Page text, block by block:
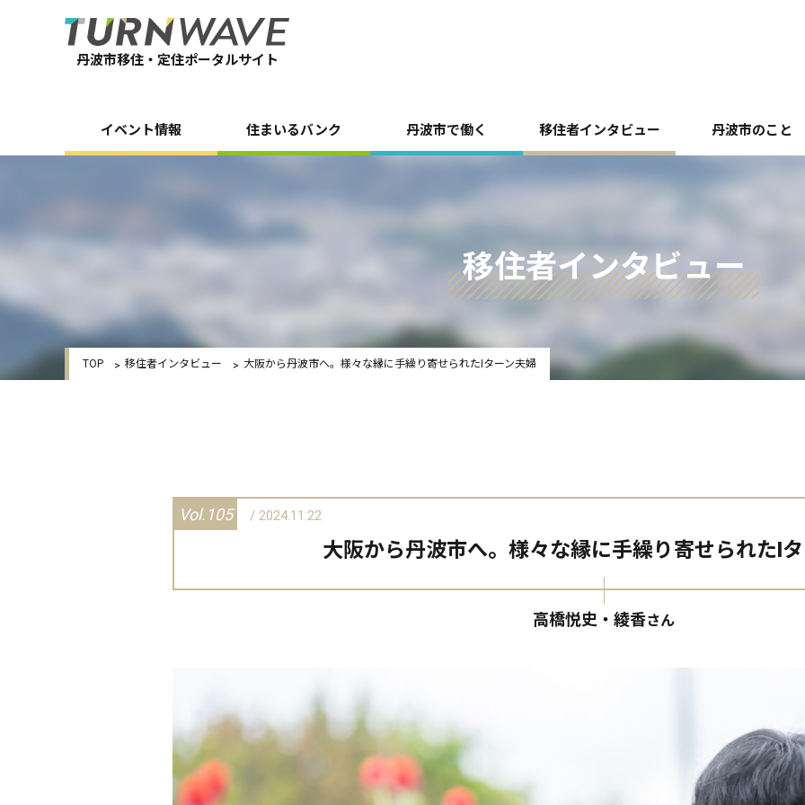
丹波市移住・定住ポータルサイト
イベント情報 住まいるバンク 丹波市で働く 移住者インタビュー 丹波市のこと
移住者インタビュー
TOP 移住者インタビュー 大阪から丹波市へ。様々な縁に手繰り寄せられたIターン夫婦
Vol.105 / 2024.11.22
大阪から丹波市へ。様々な縁に手繰り寄せられたI
高橋悦史・綾香さん